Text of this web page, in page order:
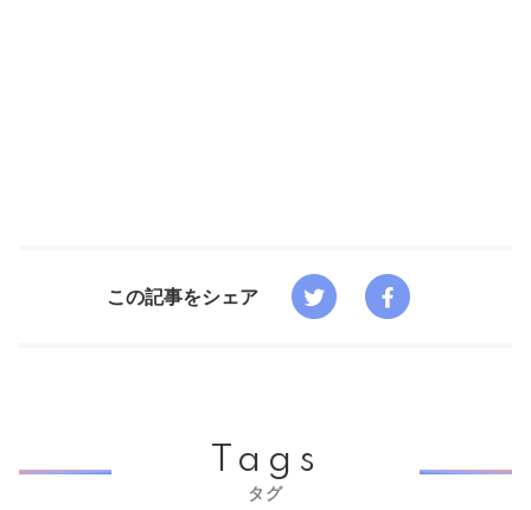
この記事をシェア
Tags
タグ